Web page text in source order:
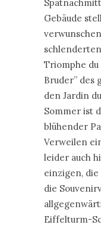
Gebäude
Triomphe du
Bruder” des
den Jardin
Sommer ist
blühender
Verweilen
leider auch
einzigen,
die
Eiffelturm-